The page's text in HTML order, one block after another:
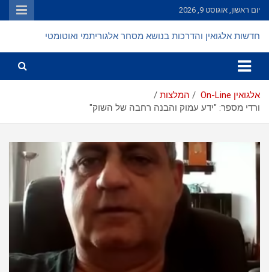
Skip
to
יום ראשון, אוגוסט 9, 2026
חדשות אלגואין והדרכות בנושא מסחר אלגוריתמי ואוטומטי
אלגואין On-Line
המלצות
ורדי מספר: "ידע עמוק והבנה רחבה של השוק"